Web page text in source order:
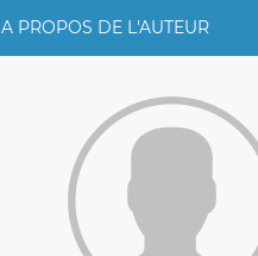
A PROPOS DE L'AUTEUR